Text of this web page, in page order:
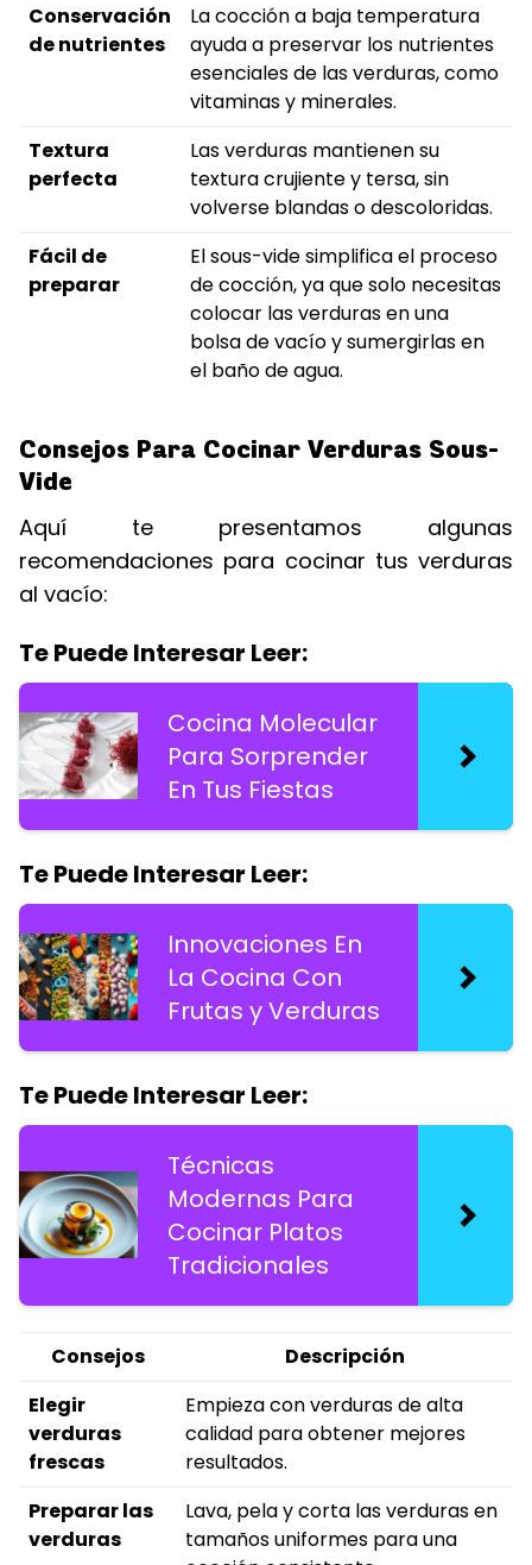
Conservación
de nutrientes
La cocción a baja temperatura
ayuda a preservar los nutrientes
esenciales de las verduras, como
vitaminas y minerales.
Textura
perfecta
Las verduras mantienen su
textura crujiente y tersa, sin
volverse blandas o descoloridas.
Fácil de
preparar
El sous-vide simplifica el proceso
de cocción, ya que solo necesitas
colocar las verduras en una
bolsa de vacío y sumergirlas en
el baño de agua.
Consejos Para Cocinar Verduras Sous-
Vide
Aquí te presentamos algunas
recomendaciones para cocinar tus verduras
al vacío:
Te Puede Interesar Leer:
Cocina Molecular
Para Sorprender
En Tus Fiestas
Te Puede Interesar Leer:
Innovaciones En
La Cocina Con
Frutas y Verduras
Te Puede Interesar Leer:
Técnicas
Modernas Para
Cocinar Platos
Tradicionales
Consejos
Descripción
Elegir
verduras
frescas
Empieza con verduras de alta
calidad para obtener mejores
resultados.
Preparar las
verduras
Lava, pela y corta las verduras en
tamaños uniformes para una